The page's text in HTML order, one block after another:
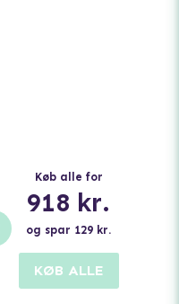
Køb alle for
918 kr.
og spar 129 kr.
KØB ALLE